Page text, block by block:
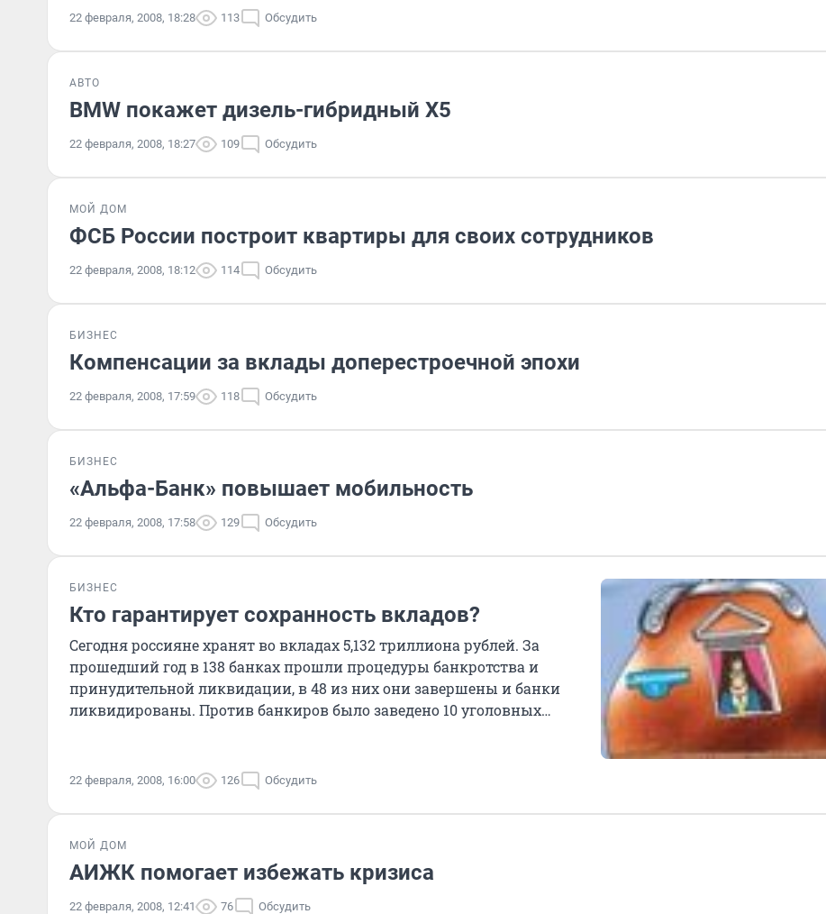
22 февраля, 2008, 18:28 113 Обсудить
АВТО
BMW покажет дизель-гибридный X5
22 февраля, 2008, 18:27 109 Обсудить
МОЙ ДОМ
ФСБ России построит квартиры для своих сотрудников
22 февраля, 2008, 18:12 114 Обсудить
БИЗНЕС
Компенсации за вклады доперестроечной эпохи
22 февраля, 2008, 17:59 118 Обсудить
БИЗНЕС
«Альфа-Банк» повышает мобильность
22 февраля, 2008, 17:58 129 Обсудить
БИЗНЕС
Кто гарантирует сохранность вкладов?
Сегодня россияне хранят во вкладах 5,132 триллиона рублей. За
прошедший год в 138 банках прошли процедуры банкротства и
принудительной ликвидации, в 48 из них они завершены и банки
ликвидированы. Против банкиров было заведено 10 уголовных
22 февраля, 2008, 16:00 126 Обсудить
МОЙ ДОМ
АИЖК помогает избежать кризиса
22 февраля, 2008, 12:41 76 Обсудить